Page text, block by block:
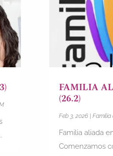
FAMILIA
(26.2)
Feb 3, 2026| Familia
Familia aliada
Comenzamos